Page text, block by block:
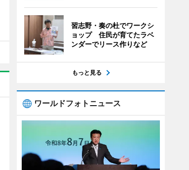
習志野・奏の杜でワークシ
ョップ 住民が育てたラベ
ンダーでリース作りなど
もっと見る
ワールドフォトニュース